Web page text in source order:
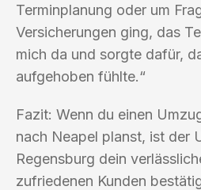
Terminplanung oder um
Versicherungen ging, das
mich da und sorgte dafür,
aufgehoben fühlte.“
Fazit: Wenn du einen
nach Neapel planst, ist der
Regensburg dein
zufriedenen Kunden